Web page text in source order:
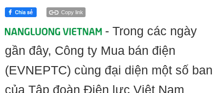
Copy link
- Trong các ngày
gần đây, Công ty Mua bán điện
(EVNEPTC) cùng đại diện một số ban
của Tập đoàn Điện lực Việt Nam